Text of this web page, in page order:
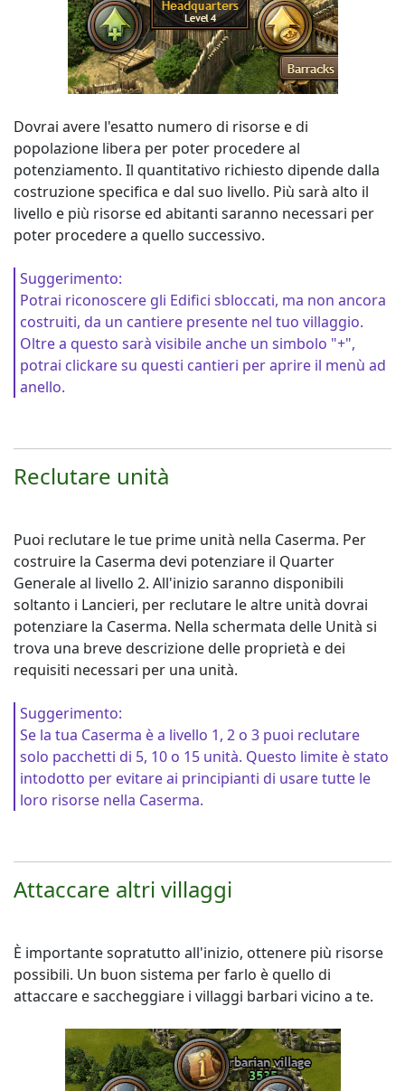
Dovrai avere l'esatto numero di risorse e di
popolazione libera per poter procedere al
potenziamento. Il quantitativo richiesto dipende dalla
costruzione specifica e dal suo livello. Più sarà alto il
livello e più risorse ed abitanti saranno necessari per
poter procedere a quello successivo.
Suggerimento:
Potrai riconoscere gli Edifici sbloccati, ma non ancora
costruiti, da un cantiere presente nel tuo villaggio.
Oltre a questo sarà visibile anche un simbolo "+",
potrai clickare su questi cantieri per aprire il menù ad
anello.
Reclutare unità
Puoi reclutare le tue prime unità nella Caserma. Per
costruire la Caserma devi potenziare il Quarter
Generale al livello 2. All'inizio saranno disponibili
soltanto i Lancieri, per reclutare le altre unità dovrai
potenziare la Caserma. Nella schermata delle Unità si
trova una breve descrizione delle proprietà e dei
requisiti necessari per una unità.
Suggerimento:
Se la tua Caserma è a livello 1, 2 o 3 puoi reclutare
solo pacchetti di 5, 10 o 15 unità. Questo limite è stato
intodotto per evitare ai principianti di usare tutte le
loro risorse nella Caserma.
Attaccare altri villaggi
È importante sopratutto all'inizio, ottenere più risorse
possibili. Un buon sistema per farlo è quello di
attaccare e saccheggiare i villaggi barbari vicino a te.